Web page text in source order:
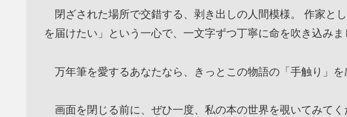
閉ざされた場所で交錯する、剥き出しの人間模様。 作家と
を届けたい」という一心で、一文字ずつ丁寧に命を吹き込みま
万年筆を愛するあなたなら、きっとこの物語の「手触り」を
画面を閉じる前に、ぜひ一度、私の本の世界を覗いてみてく